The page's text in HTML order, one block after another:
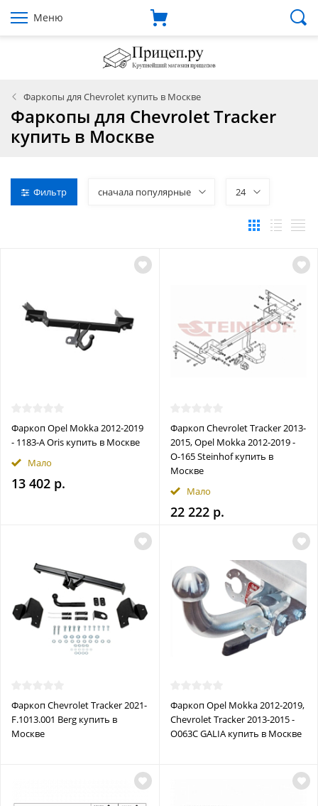
Меню
Фаркопы для Chevrolet купить в Москве
Фаркопы для Chevrolet Tracker
купить в Москве
Фильтр сначала популярные 24
Фаркоп Opel Mokka 2012-2019
- 1183-A Oris купить в Москве
Мало
13 402 р.
Фаркоп Chevrolet Tracker 2013-
2015, Opel Mokka 2012-2019 -
O-165 Steinhof купить в
Москве
Мало
22 222 р.
Фаркоп Chevrolet Tracker 2021-
F.1013.001 Berg купить в
Москве
Фаркоп Opel Mokka 2012-2019,
Chevrolet Tracker 2013-2015 -
O063C GALIA купить в Москве